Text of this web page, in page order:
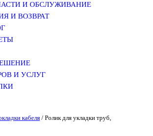
И ОБСЛУЖИВАНИЕ
И ВОЗВРАТ
И УСЛУГ
кабеля/ Ролик для укладки труб,